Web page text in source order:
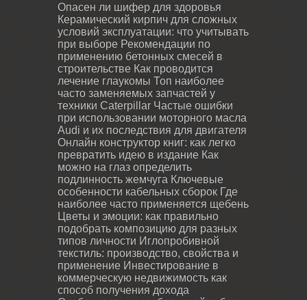
Опасен ли шифер для здоровья
Керамический кирпич для сложных
условий эксплуатации: что учитывать
при выборе Рекомендации по
применению бетонных смесей в
строительстве Как проводится
лечение глаукомы Топ наиболее
часто заменяемых запчастей у
техники Caterpillar Частые ошибки
при использовании моторного масла
Audi и их последствия для двигателя
Онлайн конструктор книг: как легко
превратить идею в издание Как
можно на глаз определить
подлинность жемчуга Ключевые
особенности кабельных сборок Где
наиболее часто применяется щебень
Цветы и эмоции: как правильно
подобрать композицию для разных
типов личности Иглопробивной
текстиль: производство, свойства и
применение Инвестирование в
коммерческую недвижимость как
способ получения дохода